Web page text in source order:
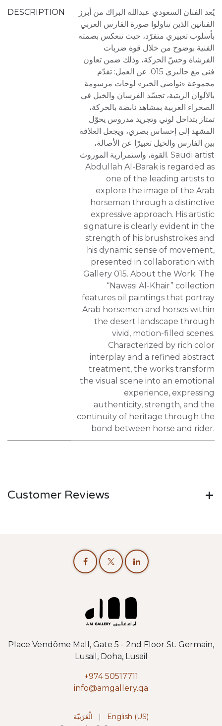
DESCRIPTION
يُعد الفنان السعودي عبدالله البراك من أبرز
الفنانين الذين تناولوا صورة الفارس العربي
بأسلوب تعبيري متفرّد، حيث تنعكس بصمته
الفنية بوضوح من خلال قوة ضربات
الفرشاة وحسّ الحركة، وذلك ضمن تعاون
فني مع جاليري 015. عن العمل: تقدّم
مجموعة «نواصي الخير» لوحات مرسومة
بالألوان الزيتية، تجسّد الفرسان والخيل في
الصحراء العربية بمشاهد نابضة بالحركة،
تمتاز بتداخل لوني وتجريد مدروس يحوّل
المشهد إلى إحساس بصري، ويجعل العلاقة
بين الفارس والخيل تعبيرًا عن الأصالة،
القوة، واستمرارية الموروث. Saudi artist
Abdullah Al-Barak is regarded as
one of the leading artists to
explore the image of the Arab
horseman through a distinctive
expressive approach. His artistic
signature is clearly evident in the
strength of his brushstrokes and
his dynamic sense of movement,
presented in collaboration with
Gallery 015. About the Work: The
“Nawasi Al-Khair” collection
features oil paintings that portray
Arab horsemen and horses within
the desert landscape through
vivid, motion-filled scenes.
Characterized by rich color
interplay and a refined abstract
treatment, the works transform
the visual scene into an emotional
experience, expressing
authenticity, strength, and the
continuity of heritage through the
bond between horse and rider.
Customer Reviews
Place Vendôme Mall, Gate 5 - 2nd Floor St. Germain,
Lusail, Doha, Lusail
+974 50517711
info@amgallery.qa
الْعَرَبيّة | English (US)